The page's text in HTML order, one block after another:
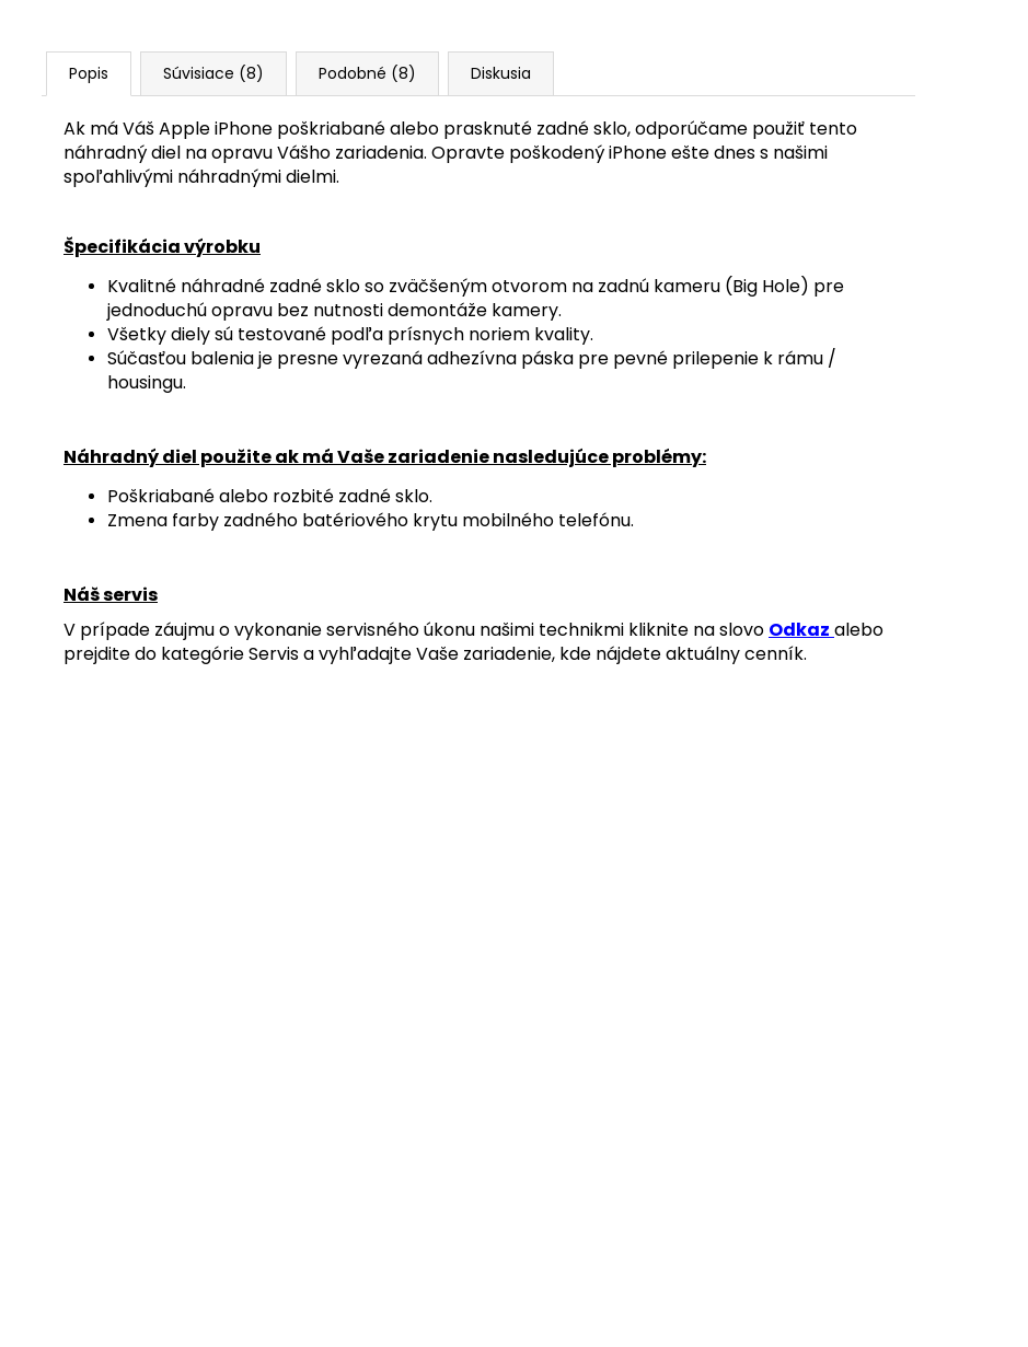
Popis Súvisiace (8) Podobné (8) Diskusia
Ak má Váš Apple iPhone poškriabané alebo prasknuté zadné sklo, odporúčame použiť tento
náhradný diel na opravu Vášho zariadenia. Opravte poškodený iPhone ešte dnes s našimi
spoľahlivými náhradnými dielmi.
Špecifikácia výrobku
Kvalitné náhradné zadné sklo so zväčšeným otvorom na zadnú kameru (Big Hole) pre
jednoduchú opravu bez nutnosti demontáže kamery.
Všetky diely sú testované podľa prísnych noriem kvality.
Súčasťou balenia je presne vyrezaná adhezívna páska pre pevné prilepenie k rámu /
housingu.
Náhradný diel použite ak má Vaše zariadenie nasledujúce problémy:
Poškriabané alebo rozbité zadné sklo.
Zmena farby zadného batériového krytu mobilného telefónu.
Náš servis
V prípade záujmu o vykonanie servisného úkonu našimi technikmi kliknite na slovo Odkaz alebo
prejdite do kategórie Servis a vyhľadajte Vaše zariadenie, kde nájdete aktuálny cenník.